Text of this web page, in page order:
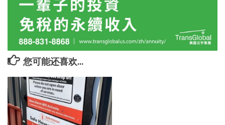
您可能还喜欢...